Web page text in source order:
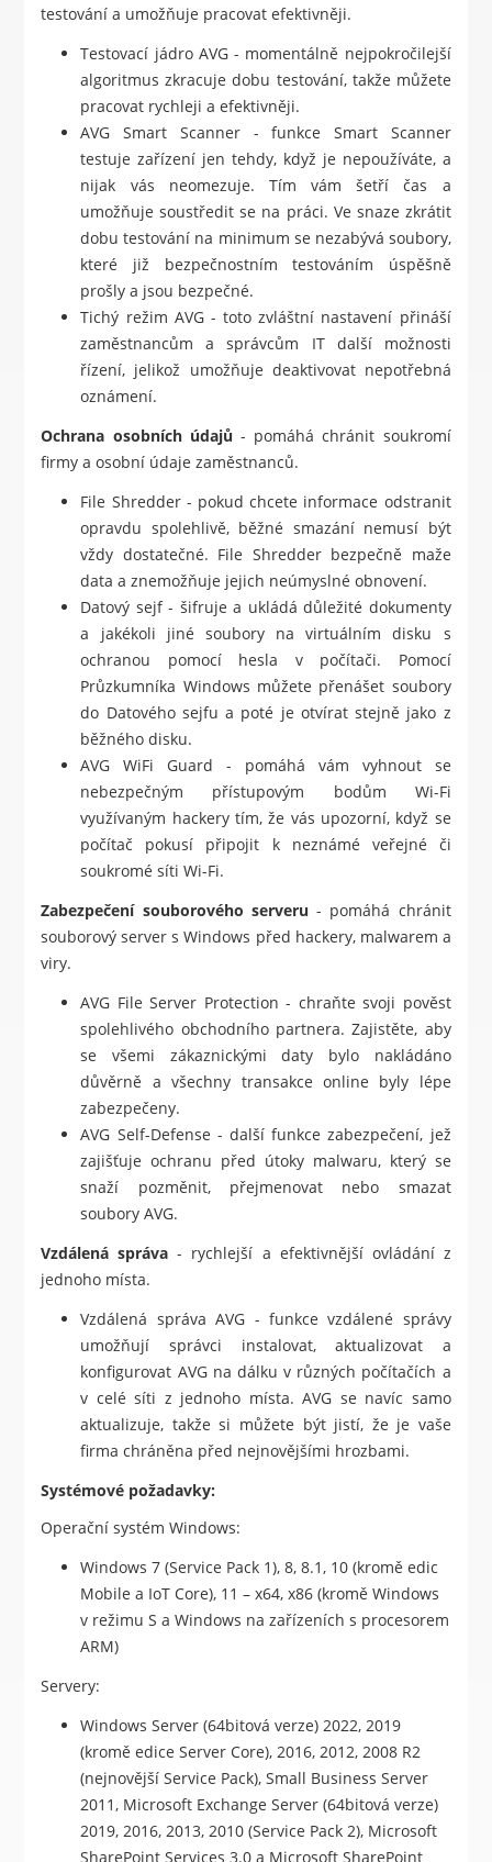
testování a umožňuje pracovat efektivněji.
Testovací jádro AVG - momentálně nejpokročilejší
algoritmus zkracuje dobu testování, takže můžete
pracovat rychleji a efektivněji.
AVG Smart Scanner - funkce Smart Scanner
testuje zařízení jen tehdy, když je nepoužíváte, a
nijak vás neomezuje. Tím vám šetří čas a
umožňuje soustředit se na práci. Ve snaze zkrátit
dobu testování na minimum se nezabývá soubory,
které již bezpečnostním testováním úspěšně
prošly a jsou bezpečné.
Tichý režim AVG - toto zvláštní nastavení přináší
zaměstnancům a správcům IT další možnosti
řízení, jelikož umožňuje deaktivovat nepotřebná
oznámení.
Ochrana osobních údajů - pomáhá chránit soukromí
firmy a osobní údaje zaměstnanců.
File Shredder - pokud chcete informace odstranit
opravdu spolehlivě, běžné smazání nemusí být
vždy dostatečné. File Shredder bezpečně maže
data a znemožňuje jejich neúmyslné obnovení.
Datový sejf - šifruje a ukládá důležité dokumenty
a jakékoli jiné soubory na virtuálním disku s
ochranou pomocí hesla v počítači. Pomocí
Průzkumníka Windows můžete přenášet soubory
do Datového sejfu a poté je otvírat stejně jako z
běžného disku.
AVG WiFi Guard - pomáhá vám vyhnout se
nebezpečným přístupovým bodům Wi-Fi
využívaným hackery tím, že vás upozorní, když se
počítač pokusí připojit k neznámé veřejné či
soukromé síti Wi-Fi.
Zabezpečení souborového serveru - pomáhá chránit
souborový server s Windows před hackery, malwarem a
viry.
AVG File Server Protection - chraňte svoji pověst
spolehlivého obchodního partnera. Zajistěte, aby
se všemi zákaznickými daty bylo nakládáno
důvěrně a všechny transakce online byly lépe
zabezpečeny.
AVG Self-Defense - další funkce zabezpečení, jež
zajišťuje ochranu před útoky malwaru, který se
snaží pozměnit, přejmenovat nebo smazat
soubory AVG.
Vzdálená správa - rychlejší a efektivnější ovládání z
jednoho místa.
Vzdálená správa AVG - funkce vzdálené správy
umožňují správci instalovat, aktualizovat a
konfigurovat AVG na dálku v různých počítačích a
v celé síti z jednoho místa. AVG se navíc samo
aktualizuje, takže si můžete být jistí, že je vaše
firma chráněna před nejnovějšími hrozbami.
Systémové požadavky:
Operační systém Windows:
Windows 7 (Service Pack 1), 8, 8.1, 10 (kromě edic
Mobile a IoT Core), 11 – x64, x86 (kromě Windows
v režimu S a Windows na zařízeních s procesorem
ARM)
Servery:
Windows Server (64bitová verze) 2022, 2019
(kromě edice Server Core), 2016, 2012, 2008 R2
(nejnovější Service Pack), Small Business Server
2011, Microsoft Exchange Server (64bitová verze)
2019, 2016, 2013, 2010 (Service Pack 2), Microsoft
SharePoint Services 3.0 a Microsoft SharePoint